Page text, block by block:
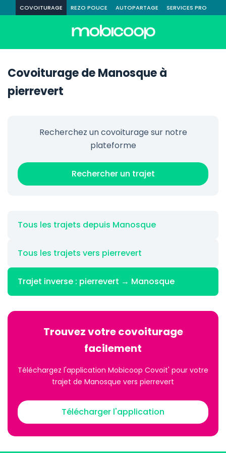
COVOITURAGE REZO POUCE AUTOPARTAGE SERVICES PRO
Covoiturage de Manosque à
pierrevert
Recherchez un covoiturage sur notre
plateforme
Rechercher un trajet
Tous les trajets depuis Manosque
Tous les trajets vers pierrevert
Trajet inverse : pierrevert → Manosque
Trouvez votre covoiturage
facilement
Téléchargez l'application Mobicoop Covoit' pour votre
trajet de Manosque vers pierrevert
Télécharger l'application